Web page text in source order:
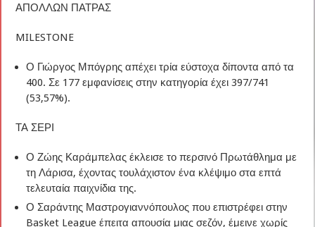
ΑΠΟΛΛΩΝ ΠΑΤΡΑΣ
MILESTONE
Ο Γιώργος Μπόγρης απέχει τρία εύστοχα δίποντα από τα
400. Σε 177 εμφανίσεις στην κατηγορία έχει 397/741
(53,57%).
ΤΑ ΣΕΡΙ
Ο Ζώης Καράμπελας έκλεισε το περσινό Πρωτάθλημα με
τη Λάρισα, έχοντας τουλάχιστον ένα κλέψιμο στα επτά
τελευταία παιχνίδια της.
Ο Σαράντης Μαστρογιαννόπουλος που επιστρέφει στην
Basket League έπειτα απουσία μιας σεζόν, έμεινε χωρίς